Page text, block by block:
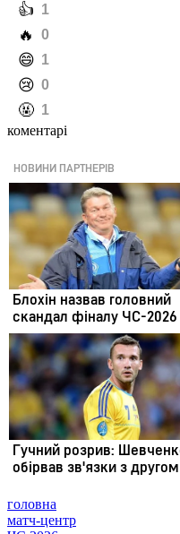
️👍 1
️🔥 0
️😄 1
️😢 0
️🤬 1
коментарі
головна
матч-центр